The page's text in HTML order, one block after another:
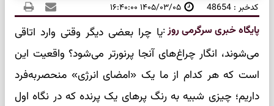
کدخبر : 48654 ۱۴۰۵/۰۳/۰۵ ۱۶:۴۰:۰۰
پایگاه خبری سرگرمی روز:یا چرا بعضی دیگر وقتی وارد اتاقی
می‌شوند، انگار چراغ‌های آنجا پرنورتر می‌شود؟ واقعیت این
است که هر کدام از ما یک «امضای انرژی» منحصربه‌فرد
داریم؛ چیزی شبیه به رنگ پرهای یک پرنده که در نگاه اول